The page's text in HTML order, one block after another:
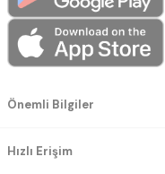
Önemli Bilgiler
Hızlı Erişim